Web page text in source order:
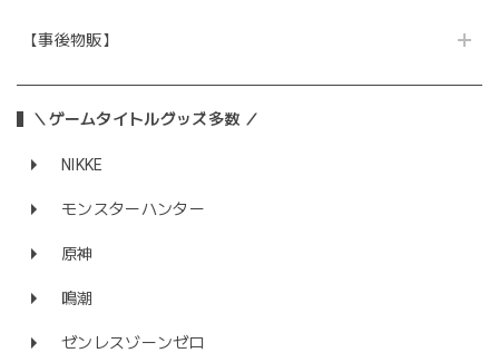
【事後物販】
＼ゲームタイトルグッズ多数 ／
NIKKE
モンスターハンター
原神
鳴潮
ゼンレスゾーンゼロ